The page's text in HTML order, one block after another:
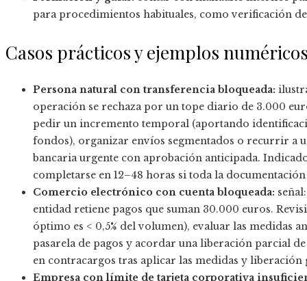
para procedimientos habituales, como verificación
Casos prácticos y ejemplos
Persona natural con transferencia bloqueada:
operación se rechaza por un tope diario de 3.000
pedir un incremento temporal (aportando
fondos), organizar envíos segmentados o recurrir a
bancaria urgente con aprobación anticipada.
completarse en 12–48 horas si toda la
Comercio electrónico con cuenta bloqueada:
entidad retiene pagos que suman 30.000 euros.
óptimo es < 0,5% del volumen), evaluar las medidas
pasarela de pagos y acordar una liberación parcial
en contracargos tras aplicar las medidas y liberación
Empresa con límite de tarjeta corporativa